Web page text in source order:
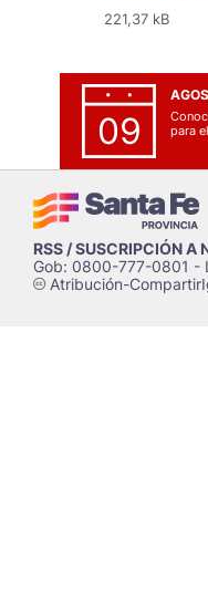
221,37 kB
09
para
RSS / SUSCRIPCIÓN A
Gob: 0800-777-0801 -
cAtribución-